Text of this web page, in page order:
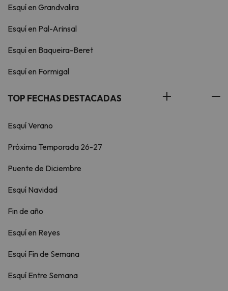
Esquí en Grandvalira
Esquí en Pal-Arinsal
Esquí en Baqueira-Beret
Esquí en Formigal
TOP FECHAS DESTACADAS
Esquí Verano
Próxima Temporada 26-27
Puente de Diciembre
Esquí Navidad
Fin de año
Esquí en Reyes
Esquí Fin de Semana
Esquí Entre Semana